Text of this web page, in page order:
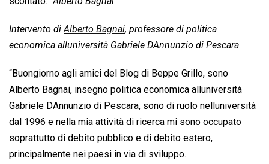
Intervento diAlberto Bagnai, professore di politica
economica alluniversità Gabriele DAnnunzio di Pescara
“Buongiorno agli amici del Blog di Beppe Grillo, sono
Alberto Bagnai, insegno politica economica alluniversità
Gabriele DAnnunzio di Pescara, sono di ruolo nelluniversità
dal 1996 e nella mia attività di ricerca mi sono occupato
soprattutto di debito pubblico e di debito estero,
principalmente nei paesi in via di sviluppo.